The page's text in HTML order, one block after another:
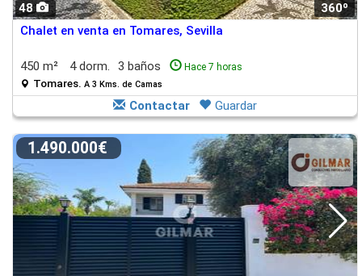
48 360º
Chalet en venta en Tomares, Sevilla
450 m² 4 dorm. 3 baños Hace 7 horas
Tomares. A 3 Kms. de Camas
Contactar Guardar
1.490.000€